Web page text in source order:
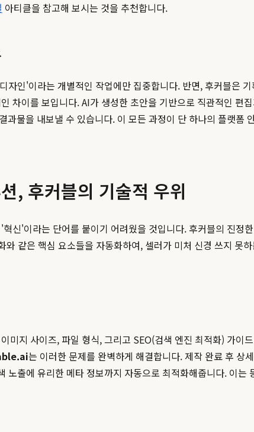
아티클을 참고해 보시는 것을 추천합니다.
인'이라는 개별적인 작업에만 집중합니다. 반면, 후커블은
차이를 보입니다. AI가 생성한 초안을 기반으로 직관적인 편
물을 내보낼 수 있습니다. 이 모든 과정이 단 하나의 플랫폼
, 후커블의 기술적 우위
신'이라는 단어를 붙이기 어려웠을 것입니다. 후커블의 진정
같은 핵심 요소들을 자동화하여, 셀러가 미처 신경 쓰지 못
지 사이즈, 파일 형식, 그리고 SEO(검색 엔진 최적화) 가이
는 이러한 문제를 완벽하게 해결합니다. 제작 완료 후 상
출에 유리한 메타 정보까지 자동으로 최적화해줍니다. 이